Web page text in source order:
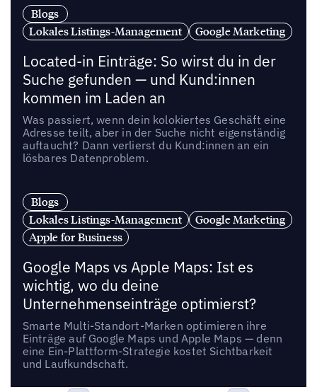
Blogs
Lokales Listings-Management
Google Marketing
Located-in Einträge: So wirst du in der
Suche gefunden — und Kund:innen
kommen im Laden an
Was passiert, wenn dein kolokiertes Geschäft eine
Adresse teilt, aber in der Suche nicht eigenständig
auftaucht? Dann verlierst du Kund:innen an ein
lösbares Datenproblem.
Blogs
Lokales Listings-Management
Google Marketing
Apple for Business
Google Maps vs Apple Maps: Ist es
wichtig, wo du deine
Unternehmenseinträge optimierst?
Smarte Multi-Standort-Marken optimieren ihre
Einträge auf Google Maps und Apple Maps — denn
eine Ein-Plattform-Strategie kostet Sichtbarkeit
und Laufkundschaft.